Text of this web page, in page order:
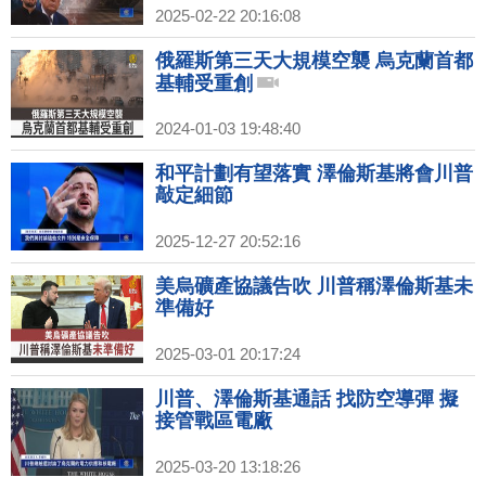
2025-02-22 20:16:08
俄羅斯第三天大規模空襲 烏克蘭首都
基輔受重創
2024-01-03 19:48:40
和平計劃有望落實 澤倫斯基將會川普
敲定細節
2025-12-27 20:52:16
美烏礦產協議告吹 川普稱澤倫斯基未
準備好
2025-03-01 20:17:24
川普、澤倫斯基通話 找防空導彈 擬
接管戰區電廠
2025-03-20 13:18:26